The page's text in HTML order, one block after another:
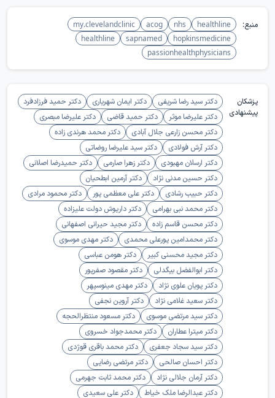
منبع: healthline
nhs
acog
my.clevelandclinic
hopkinsmedicine
sapnamed
healthline
passionhealthphysicians
پزشکان
پیشنهادی
دکتر سید رضا شریفی دکتر ایمان شهریاری
دکتر حمید فرزادفرد
دکتر علیرضا موثر
دکتر حمید قاضی
دکتر علیرضا مبصری
دکتر محسن زارعی جلال آبادی
دکتر محمد هرندی زاده
دکتر آرش فولادی
دکتر سید علیرضا روضاتی
دکتر ارسلان مهبودی
دکتر زهرا صارمی
دکتر حمیدرضا اصلانی
دکتر حسین مدنی نژاد
دکتر آرمین ابطحیان
دکتر حبیب رشادی
دکتر علی معظمی پور
دکتر محمود مرادی
دکتر محمد نبی بهرامی
دکتر داریوش دولت علیزاده
دکتر محسن قاسم زاده
دکتر مجید حیرانی اصفهانی
دکتر محمدامین پورعلی محمدی
دکتر مهدی موسوی
دکتر مجید محسنی کبیر
دکتر هومن عباسی
دکتر ابوالفضل بیگدلی
دکتر مقصود صفرپور
دکتر پویان علوی نژاد
دکتر مهدی مینوسپهر
دکتر سعید غلامی نژاد
دکتر آروین نجفی
دکتر سید مرتضی موسوی
دکتر مسعود منتظرالحجه
دکتر میترا عطاران
دکتر محمدجواد خسروی
دکتر سید سجاد جعفری
دکتر محمد باقری قوژدی
دکتر احسان صالحی
دکتر مرتضی رضایی
دکتر آرمان جلالی نژاد
دکتر محمد ثابت جهرمی
دکتر عبدالرضا ملک خیاط
دکتر علی سعیدی